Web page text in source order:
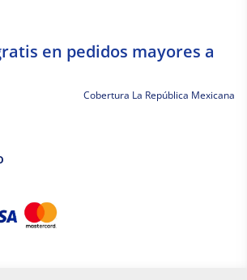
en pedidos mayores a
Cobertura La República Mexicana